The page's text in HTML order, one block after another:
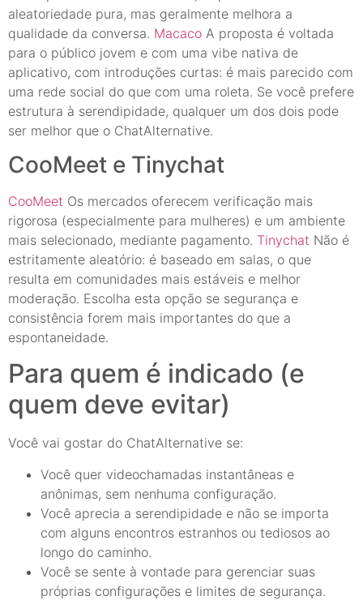
aleatoriedade pura, mas geralmente melhora a
qualidade da conversa. Macaco A proposta é voltada
para o público jovem e com uma vibe nativa de
aplicativo, com introduções curtas: é mais parecido com
uma rede social do que com uma roleta. Se você prefere
estrutura à serendipidade, qualquer um dos dois pode
ser melhor que o ChatAlternative.
CooMeet e Tinychat
CooMeet Os mercados oferecem verificação mais
rigorosa (especialmente para mulheres) e um ambiente
mais selecionado, mediante pagamento. Tinychat Não é
estritamente aleatório: é baseado em salas, o que
resulta em comunidades mais estáveis e melhor
moderação. Escolha esta opção se segurança e
consistência forem mais importantes do que a
espontaneidade.
Para quem é indicado (e
quem deve evitar)
Você vai gostar do ChatAlternative se:
Você quer videochamadas instantâneas e
anônimas, sem nenhuma configuração.
Você aprecia a serendipidade e não se importa
com alguns encontros estranhos ou tediosos ao
longo do caminho.
Você se sente à vontade para gerenciar suas
próprias configurações e limites de segurança.